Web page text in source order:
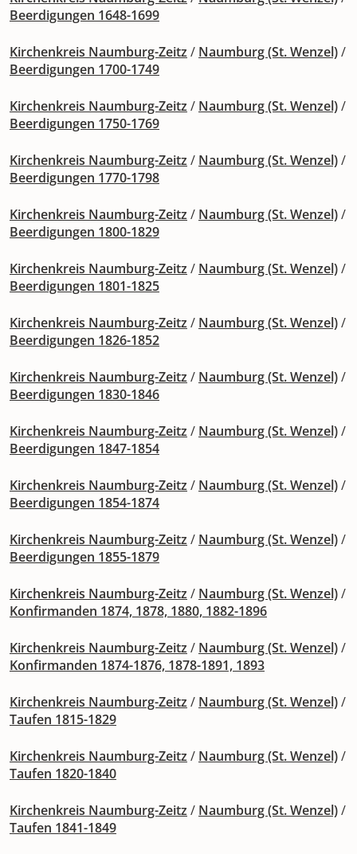
Beerdigungen 1648-1699
Kirchenkreis Naumburg-Zeitz / Naumburg (St. Wenzel)/
Beerdigungen 1700-1749
Kirchenkreis Naumburg-Zeitz / Naumburg (St. Wenzel)/
Beerdigungen 1750-1769
Kirchenkreis Naumburg-Zeitz / Naumburg (St. Wenzel)/
Beerdigungen 1770-1798
Kirchenkreis Naumburg-Zeitz / Naumburg (St. Wenzel)/
Beerdigungen 1800-1829
Kirchenkreis Naumburg-Zeitz / Naumburg (St. Wenzel)/
Beerdigungen 1801-1825
Kirchenkreis Naumburg-Zeitz / Naumburg (St. Wenzel)/
Beerdigungen 1826-1852
Kirchenkreis Naumburg-Zeitz / Naumburg (St. Wenzel)/
Beerdigungen 1830-1846
Kirchenkreis Naumburg-Zeitz / Naumburg (St. Wenzel)/
Beerdigungen 1847-1854
Kirchenkreis Naumburg-Zeitz / Naumburg (St. Wenzel)/
Beerdigungen 1854-1874
Kirchenkreis Naumburg-Zeitz / Naumburg (St. Wenzel)/
Beerdigungen 1855-1879
Kirchenkreis Naumburg-Zeitz / Naumburg (St. Wenzel)/
Konfirmanden 1874, 1878, 1880, 1882-1896
Kirchenkreis Naumburg-Zeitz / Naumburg (St. Wenzel)/
Konfirmanden 1874-1876, 1878-1891, 1893
Kirchenkreis Naumburg-Zeitz / Naumburg (St. Wenzel)/
Taufen 1815-1829
Kirchenkreis Naumburg-Zeitz / Naumburg (St. Wenzel)/
Taufen 1820-1840
Kirchenkreis Naumburg-Zeitz / Naumburg (St. Wenzel)/
Taufen 1841-1849